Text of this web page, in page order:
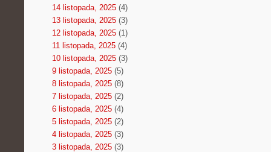
14 listopada, 2025(4)
13 listopada, 2025(3)
12 listopada, 2025(1)
11 listopada, 2025(4)
10 listopada, 2025(3)
9 listopada, 2025(5)
8 listopada, 2025(8)
7 listopada, 2025(2)
6 listopada, 2025(4)
5 listopada, 2025(2)
4 listopada, 2025(3)
3 listopada, 2025(3)